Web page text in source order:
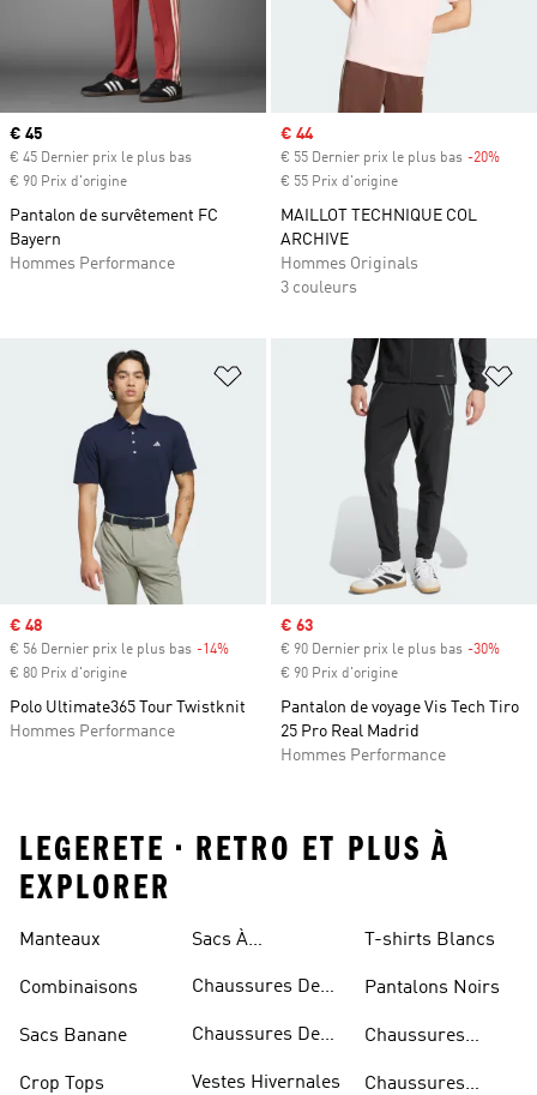
Prix actuel
€ 45
€ 45 Dernier prix le plus bas
€ 90 Prix d'origine
Pantalon de survêtement FC
Bayern
Hommes Performance
Prix soldé
€ 44
€ 55 Dernier prix le plus bas -20%
€ 55 Prix d'origine
MAILLOT TECHNIQUE COL
ARCHIVE
Hommes Originals
3 couleurs
Ajouter à la Liste de produits
Prix soldé
€ 48
€ 56 Dernier prix le plus bas -14%
€ 80 Prix d'origine
Polo Ultimate365 Tour Twistknit
Hommes Performance
Prix soldé
€ 63
€ 90 Dernier prix le plus bas -30%
€ 90 Prix d'origine
Pantalon de voyage Vis Tech Tiro
25 Pro Real Madrid
Hommes Performance
LEGERETE • RETRO ET PLUS À
EXPLORER
Manteaux
Combinaisons
Sacs Banane
Crop Tops
Sacs À
Chaussures De
Chaussures De
Vestes Hivernales
T-shirts Blancs
Pantalons Noirs
Chaussures
Chaussures